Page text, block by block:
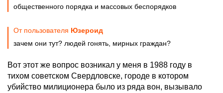
общественного порядка и массовых беспорядков
От пользователя Юзероид
зачем они тут? людей гонять, мирных граждан?
Вот этот же вопрос возникал у меня в 1988 году в
тихом советском Свердловске, городе в котором
убийство милиционера было из ряда вон, вызывало